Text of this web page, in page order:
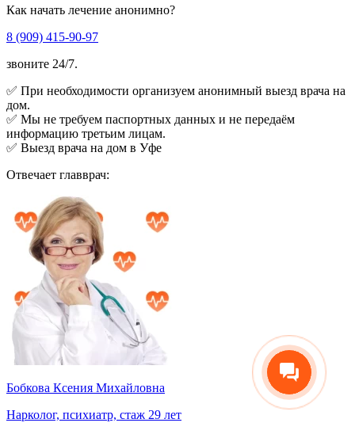
Как начать лечение анонимно?
8 (909) 415-90-97
звоните 24/7.
✅ При необходимости организуем анонимный выезд врача на
дом.
✅ Мы не требуем паспортных данных и не передаём
информацию третьим лицам.
✅ Выезд врача на дом в Уфе
Отвечает главврач:
Бобкова Ксения Михайловна
Нарколог, психиатр, стаж 29 лет